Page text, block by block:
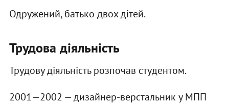
Одружений, батько двох дітей.
Трудова діяльність
Трудову діяльність розпочав студентом.
2001—2002 — дизайнер-верстальник у МПП